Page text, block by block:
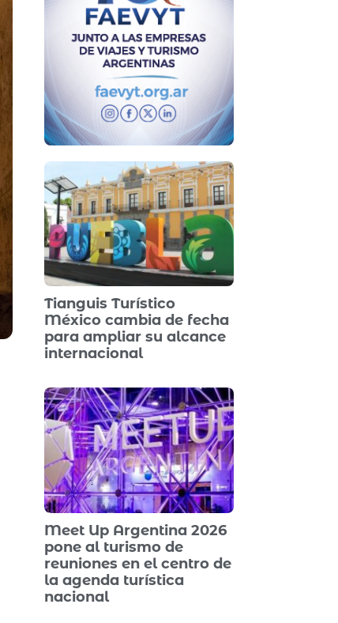
Tianguis Turístico
México cambia de fecha
para ampliar su alcance
internacional
Meet Up Argentina 2026
pone al turismo de
reuniones en el centro de
la agenda turística
nacional